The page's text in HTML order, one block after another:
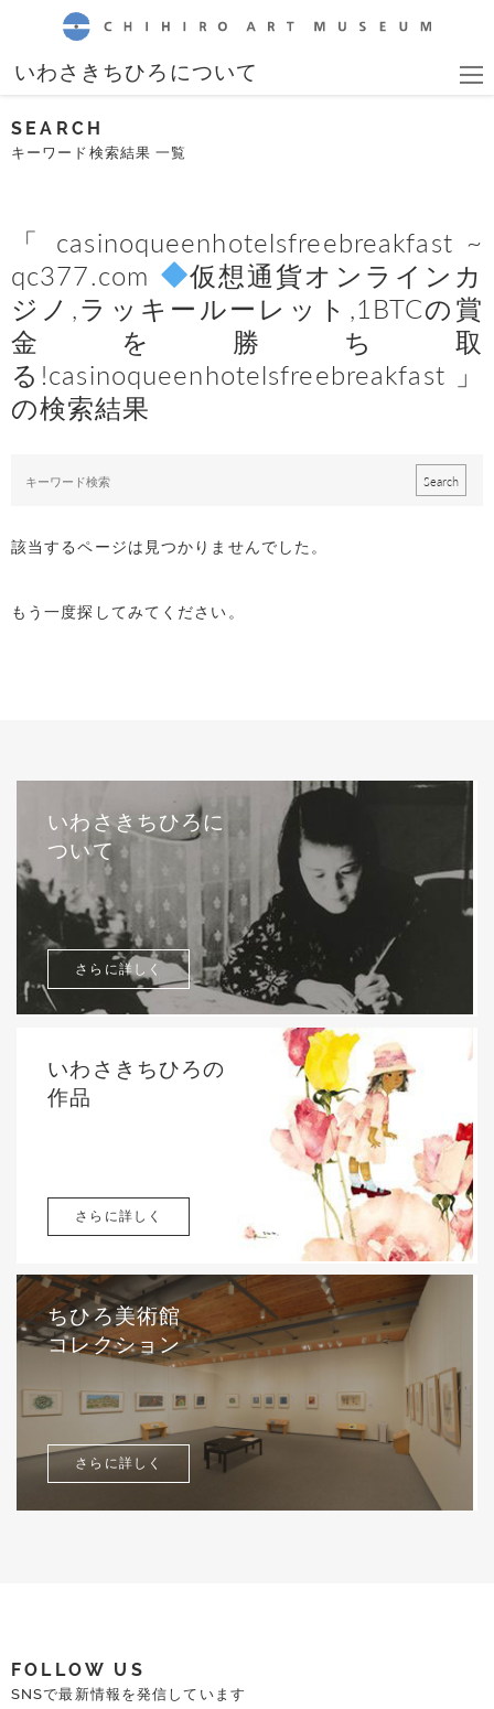
いわさきちひろについて
SEARCH
キーワード検索結果 一覧
「 casinoqueenhotelsfreebreakfast ~
qc377.com
仮想通貨オンラインカ
ジノ,ラッキールーレット,1BTCの賞
金を勝ち取
る!casinoqueenhotelsfreebreakfast 」
の検索結果
該当するページは見つかりませんでした。
もう一度探してみてください。
いわさきちひろに
ついて
さらに詳しく
いわさきちひろの
作品
さらに詳しく
ちひろ美術館
コレクション
さらに詳しく
FOLLOW US
SNSで最新情報を発信しています